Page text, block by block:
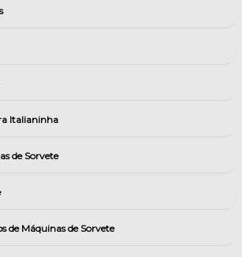
Italianinha
de Sorvete
de Máquinas de Sorvete